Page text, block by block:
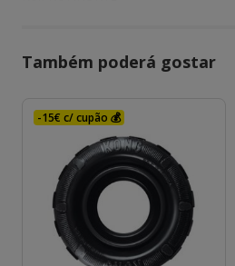
Também poderá gostar
-15€ c/ cupão 💰